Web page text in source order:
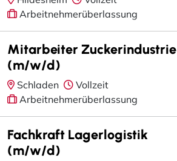
Arbeitnehmerüberlassung
Mitarbeiter Zuckerindustrie
(m/w/d)
Schladen
Vollzeit
Arbeitnehmerüberlassung
Fachkraft Lagerlogistik
(m/w/d)